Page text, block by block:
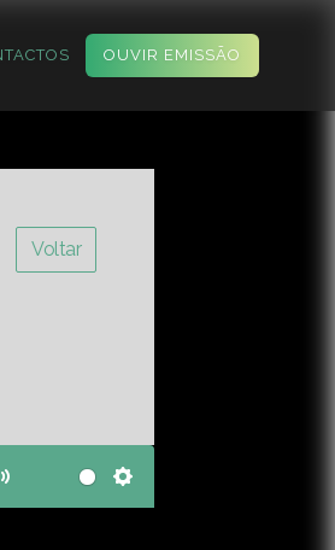
OUVIR EMISSÃO
Voltar
Mute Settings